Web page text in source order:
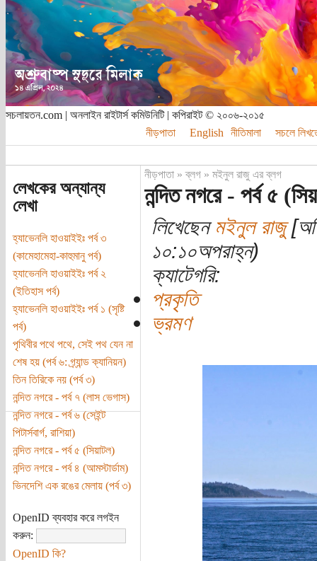
সচলায়তন.com | অনলাইন রাইটার্স কমিউনিটি | কপিরাইট © ২০০৬-২০১৫
নীড়পাতা
English নীতিমালা সচলে
লেখকের অন্যান্য
লেখা
হ্যাভেনলি হাওয়াইইঃ পর্ব ৩
(কামেহামেহা-কাহুমানু পর্ব)
হ্যাভেনলি হাওয়াইইঃ পর্ব ২
(ইতিহাস পর্ব)
হ্যাভেনলি হাওয়াইইঃ পর্ব ১ (সৃষ্টি
পর্ব)
পৃথিবীর পথে পথে, সেই পথ যেন না
শেষ হয় (পর্ব ৬: গ্র্যান্ড ক্যানিয়ন)
তিন তিরিকে নয় (পর্ব ৩)
নন্দিত নগরে - পর্ব ৭ (লাস ভেগাস)
নন্দিত নগরে - পর্ব ৬ (সেইন্ট
পিটার্সবার্গ, রাশিয়া)
নন্দিত নগরে - পর্ব ৫ (সিয়াটল)
নন্দিত নগরে - পর্ব ৪ (আমস্টার্ডাম)
ভিনদেশি এক রঙের মেলায় (পর্ব ৩)
OpenID ব্যবহার করে লগইন
করুন:
OpenID কি?
নীড়পাতা»ব্লগ» মইনুল রাজু এর ব্লগ
নন্দিত নগরে - পর্ব ৫
লিখেছেনমইনুল রাজু
১০:১০অপরাহ্ন)
ক্যাটেগরি:
প্রকৃতি
ভ্রমণ